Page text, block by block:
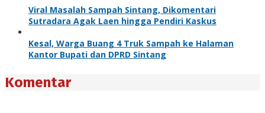
Viral Masalah Sampah Sintang, Dikomentari
Sutradara Agak Laen hingga Pendiri Kaskus
Kesal, Warga Buang 4 Truk Sampah ke Halaman
Kantor Bupati dan DPRD Sintang
Komentar